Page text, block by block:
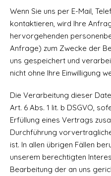
Wenn Sie uns per E-Mail,
kontaktieren, wird Ihre
hervorgehenden
Anfrage) zum Zwecke der
uns gespeichert und
nicht ohne Ihre Einwilligung
Die Verarbeitung dieser
Art. 6 Abs. 1 lit. b DSGVO,
Erfüllung eines Vertrags
Durchführung
ist. In allen übrigen Fällen
unserem berechtigten
Bearbeitung der an uns